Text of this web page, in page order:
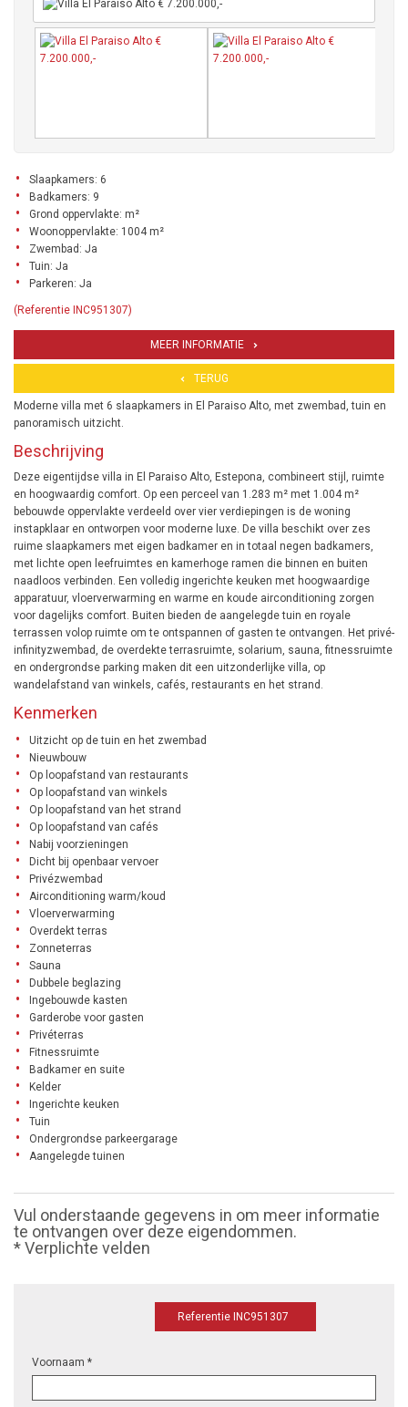
Slaapkamers: 6
Badkamers: 9
Grond oppervlakte: m²
Woonoppervlakte: 1004 m²
Zwembad: Ja
Tuin: Ja
Parkeren: Ja
(Referentie INC951307)
MEER INFORMATIE
TERUG
Moderne villa met 6 slaapkamers in El Paraiso Alto, met zwembad, tuin en
panoramisch uitzicht.
Beschrijving
Deze eigentijdse villa in El Paraiso Alto, Estepona, combineert stijl, ruimte
en hoogwaardig comfort. Op een perceel van 1.283 m² met 1.004 m²
bebouwde oppervlakte verdeeld over vier verdiepingen is de woning
instapklaar en ontworpen voor moderne luxe. De villa beschikt over zes
ruime slaapkamers met eigen badkamer en in totaal negen badkamers,
met lichte open leefruimtes en kamerhoge ramen die binnen en buiten
naadloos verbinden. Een volledig ingerichte keuken met hoogwaardige
apparatuur, vloerverwarming en warme en koude airconditioning zorgen
voor dagelijks comfort. Buiten bieden de aangelegde tuin en royale
terrassen volop ruimte om te ontspannen of gasten te ontvangen. Het privé-
infinityzwembad, de overdekte terrasruimte, solarium, sauna, fitnessruimte
en ondergrondse parking maken dit een uitzonderlijke villa, op
wandelafstand van winkels, cafés, restaurants en het strand.
Kenmerken
Uitzicht op de tuin en het zwembad
Nieuwbouw
Op loopafstand van restaurants
Op loopafstand van winkels
Op loopafstand van het strand
Op loopafstand van cafés
Nabij voorzieningen
Dicht bij openbaar vervoer
Privézwembad
Airconditioning warm/koud
Vloerverwarming
Overdekt terras
Zonneterras
Sauna
Dubbele beglazing
Ingebouwde kasten
Garderobe voor gasten
Privéterras
Fitnessruimte
Badkamer en suite
Kelder
Ingerichte keuken
Tuin
Ondergrondse parkeergarage
Aangelegde tuinen
Vul onderstaande gegevens in om meer informatie
te ontvangen over deze eigendommen.
* Verplichte velden
Referentie INC951307
Voornaam *